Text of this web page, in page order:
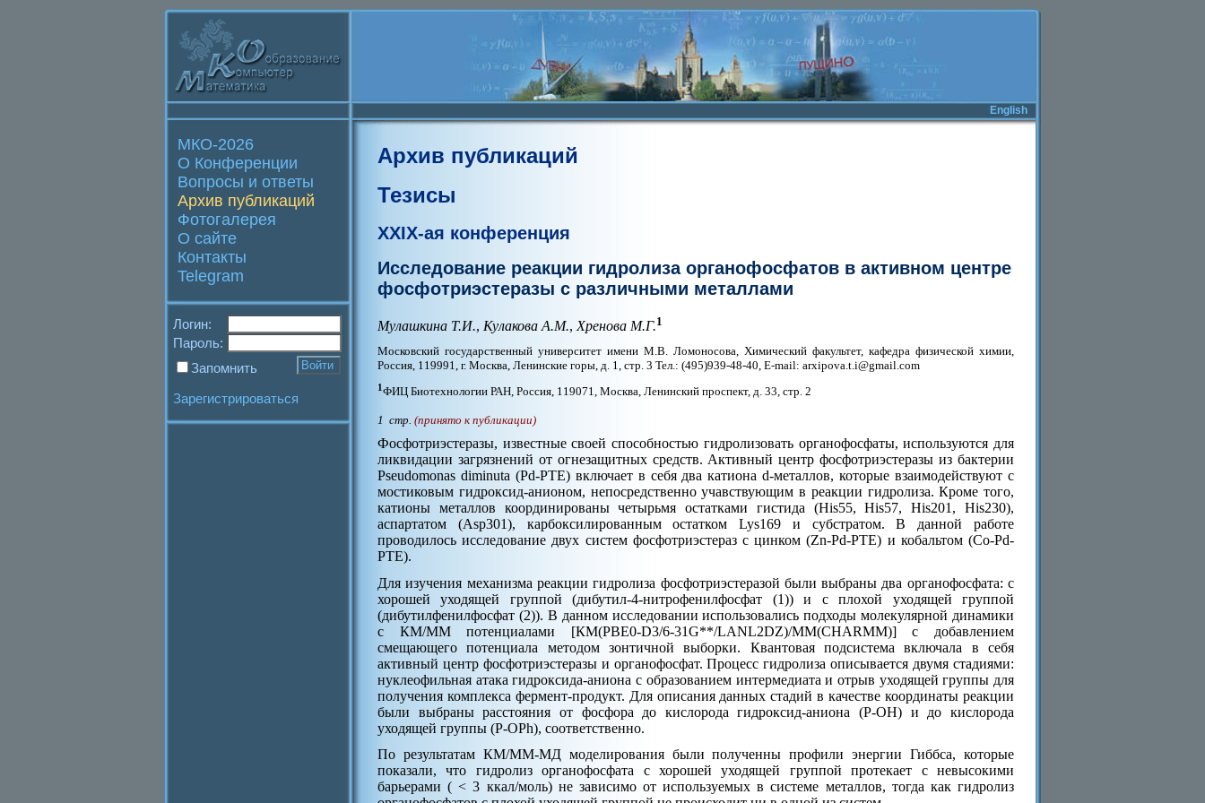
English
МКО-2026
О Конференции
Вопросы и ответы
Архив публикаций
Фотогалерея
О сайте
Контакты
Telegram
Логин:
Пароль:
Запомнить
Зарегистрироваться
Архив публикаций
Тезисы
XXIX-ая конференция
Исследование реакции гидролиза органофосфатов в активном центре
фосфотриэстеразы с различными металлами
Мулашкина Т.И., Кулакова А.М., Хренова М.Г.1
Московский государственный университет имени М.В. Ломоносова, Химический факультет, кафедра физической химии,
Россия, 119991, г. Москва, Ленинские горы, д. 1, стр. 3 Тел.: (495)939-48-40, E-mail: arxipova.t.i@gmail.com
1ФИЦ Биотехнологии РАН, Россия, 119071, Москва, Ленинский проспект, д. 33, стр. 2
1 стр. (принято к публикации)
Фосфотриэстеразы, известные своей способностью гидролизовать органофосфаты, используются для
ликвидации загрязнений от огнезащитных средств. Активный центр фосфотриэстеразы из бактерии
Pseudomonas diminuta (Pd-PTE) включает в себя два катиона d-металлов, которые взаимодействуют с
мостиковым гидроксид-анионом, непосредственно учавствующим в реакции гидролиза. Кроме того,
катионы металлов координированы четырьмя остатками гистида (His55, His57, His201, His230),
аспартатом (Asp301), карбоксилированным остатком Lys169 и субстратом. В данной работе
проводилось исследование двух систем фосфотриэстераз с цинком (Zn-Pd-PTE) и кобальтом (Co-Pd-
PTE).
Для изучения механизма реакции гидролиза фосфотриэстеразой были выбраны два органофосфата: с
хорошей уходящей группой (дибутил-4-нитрофенилфосфат (1)) и с плохой уходящей группой
(дибутилфенилфосфат (2)). В данном исследовании использовались подходы молекулярной динамики
с КМ/ММ потенциалами [КМ(PBE0-D3/6-31G**/LANL2DZ)/ММ(CHARMM)] с добавлением
смещающего потенциала методом зонтичной выборки. Квантовая подсистема включала в себя
активный центр фосфотриэстеразы и органофосфат. Процесс гидролиза описывается двумя стадиями:
нуклеофильная атака гидроксида-аниона с образованием интермедиата и отрыв уходящей группы для
получения комплекса фермент-продукт. Для описания данных стадий в качестве координаты реакции
были выбраны расстояния от фосфора до кислорода гидроксид-аниона (P-OH) и до кислорода
уходящей группы (P-OPh), соответственно.
По результатам КМ/ММ-МД моделирования были полученны профили энергии Гиббса, которые
показали, что гидролиз органофосфата с хорошей уходящей группой протекает с невысокими
барьерами ( < 3 ккал/моль) не зависимо от используемых в системе металлов, тогда как гидролиз